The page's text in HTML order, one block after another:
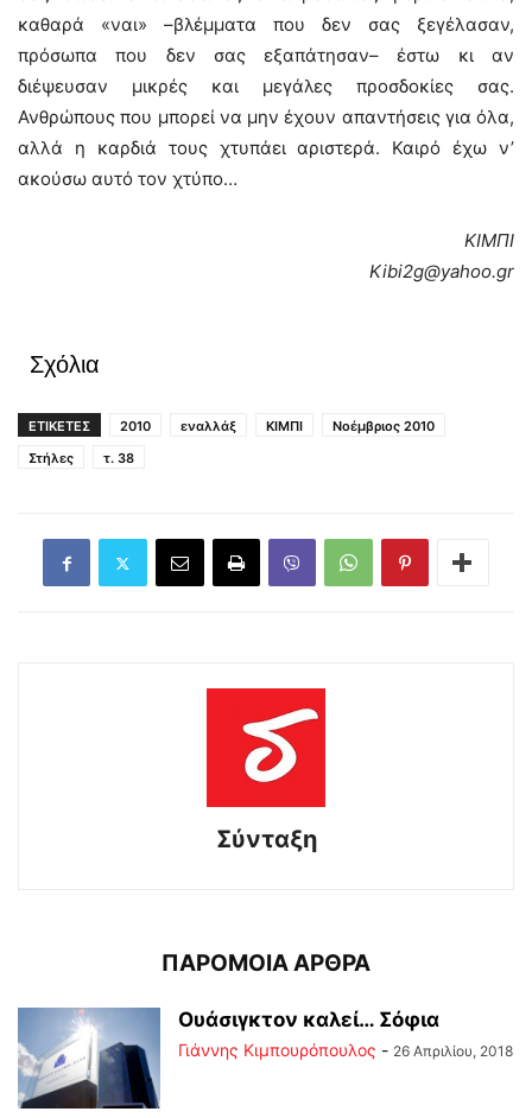
καθαρά «ναι» –βλέμματα που δεν σας ξεγέλασαν,
πρόσωπα που δεν σας εξαπάτησαν– έστω κι αν
διέψευσαν μικρές και μεγάλες προσδοκίες σας.
Ανθρώπους που μπορεί να μην έχουν απαντήσεις για όλα,
αλλά η καρδιά τους χτυπάει αριστερά. Καιρό έχω ν’
ακούσω αυτό τον χτύπο…
ΚΙΜΠΙ
Kibi2g@yahoo.gr
Σχόλια
ΕΤΙΚΕΤΕΣ 2010 εναλλάξ ΚΙΜΠΙ
Νοέμβριος 2010
Στήλες
τ. 38
Σύνταξη
ΠΑΡΟΜΟΙΑ ΑΡΘΡΑ
Ουάσιγκτον καλεί… Σόφια
Γιάννης Κιμπουρόπουλος - 26 Απριλίου, 2018